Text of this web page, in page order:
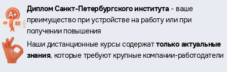
Ключевые
преимущества
Диплом Санкт-Петербургского института- ваше
преимущество при устройстве на работу или при
получении повышения
Наши дистанционные курсы содержаттолько актуальные
знания, которые требуют крупные компании-работодатели